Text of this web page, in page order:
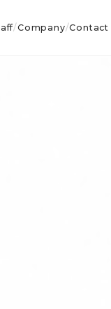
/Company/Contact